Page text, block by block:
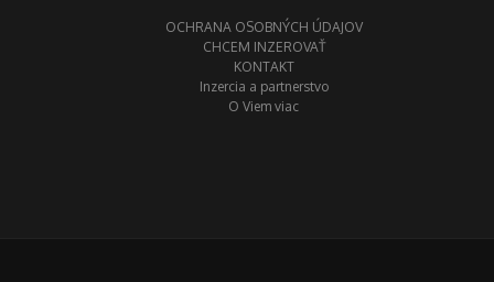
OCHRANA OSOBNÝCH ÚDAJOV
CHCEM INZEROVAŤ
KONTAKT
Inzercia a partnerstvo
O Viem viac